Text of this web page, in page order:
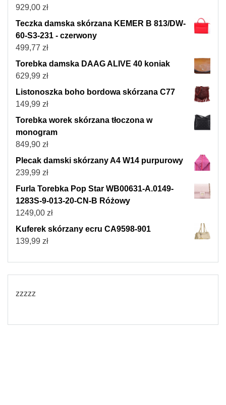
929,00 zł
Teczka damska skórzana KEMER B 813/DW-
60-S3-231 - czerwony
499,77 zł
Torebka damska DAAG ALIVE 40 koniak
629,99 zł
Listonoszka boho bordowa skórzana C77
149,99 zł
Torebka worek skórzana tłoczona w
monogram
849,90 zł
Plecak damski skórzany A4 W14 purpurowy
239,99 zł
Furla Torebka Pop Star WB00631-A.0149-
1283S-9-013-20-CN-B Różowy
1249,00 zł
Kuferek skórzany ecru CA9598-901
139,99 zł
zzzzz